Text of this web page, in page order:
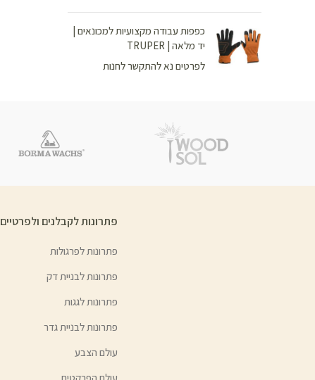
כפפות עבודה מקצועיות למכונאים |
יד מלאה | TRUPER
לפרטים נא להתקשר לחנות
פתרונות לקבלנים ולפרטיים
פתרונות לפרגולות
פתרונות לבניית דק
פתרונות לגגות
פתרונות לבניית גדר
עולם הצבע